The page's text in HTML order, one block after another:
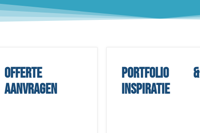
Offerte
aanvragen
Portfolio &
inspiratie